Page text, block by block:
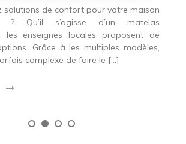
solutions de confort pour votre maison
? Qu’il s’agisse d’un matelas
les enseignes locales proposent de
Grâce à les multiples modèles,
complexe de faire le […]